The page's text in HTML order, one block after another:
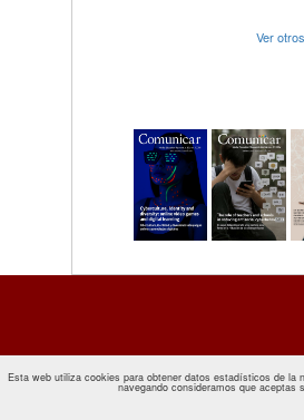
Ver
Esta web utiliza cookies para obtener datos estadísticos de la
navegando consideramos que aceptas